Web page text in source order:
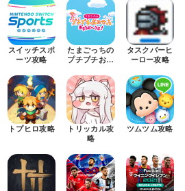
スイッチスポ
ーツ攻略
たまごっちの
プチプチおみ
タスクバーヒ
ーロー攻略
トプヒロ攻略
トリッカル攻
略
ツムツム攻略